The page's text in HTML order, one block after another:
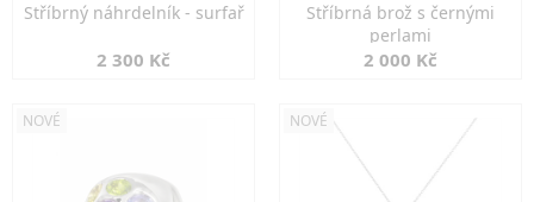
Stříbrný náhrdelník - surfař
2 300 Kč
Stříbrná brož s černými
perlami
2 000 Kč
NOVÉ NOVÉ